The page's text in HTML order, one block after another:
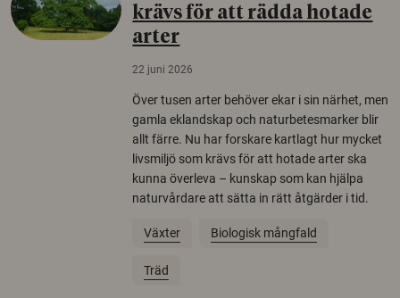
krävs för att rädda hotade
arter
22 juni 2026
Över tusen arter behöver ekar i sin närhet, men
gamla eklandskap och naturbetesmarker blir
allt färre. Nu har forskare kartlagt hur mycket
livsmiljö som krävs för att hotade arter ska
kunna överleva – kunskap som kan hjälpa
naturvårdare att sätta in rätt åtgärder i tid.
Växter Biologisk mångfald
Träd